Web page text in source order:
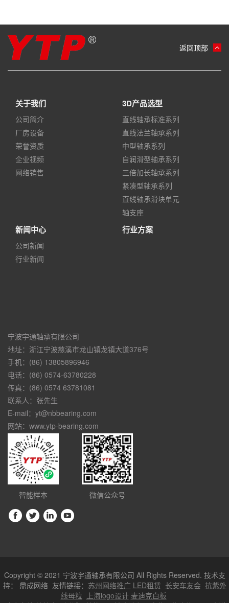
返回顶部
关于我们
公司简介
厂房设备
荣誉资质
企业视频
网络销售
3D产品选型
直线轴承标准系列
直线法兰轴承系列
中型轴承系列
自润滑型轴承系列
三倍加长轴承系列
紧凑型轴承系列
直线轴承滑块单元
轴支座
新闻中心
公司新闻
行业新闻
行业方案
宁波宇通轴承有限公司
地址：浙江宁波慈溪市龙山镇龙镇大道376号
手机：(86) 13805896946
电话：(86) 0574-63780228
传真：(86) 0574 63781081
联系人：张先生
E-mail：yt@nbbearing.com
网站：www.ytp-bearing.com
智能样本 微信公众号
Copyright © 2021 宁波宇通轴承有限公司 All Rights Reserved. 技术支
持： 鼎成网络友情链接： 苏州网络推广 LED租赁 长安车友会 抗紫外
线母粒
上海logo设计 麦迪克白板